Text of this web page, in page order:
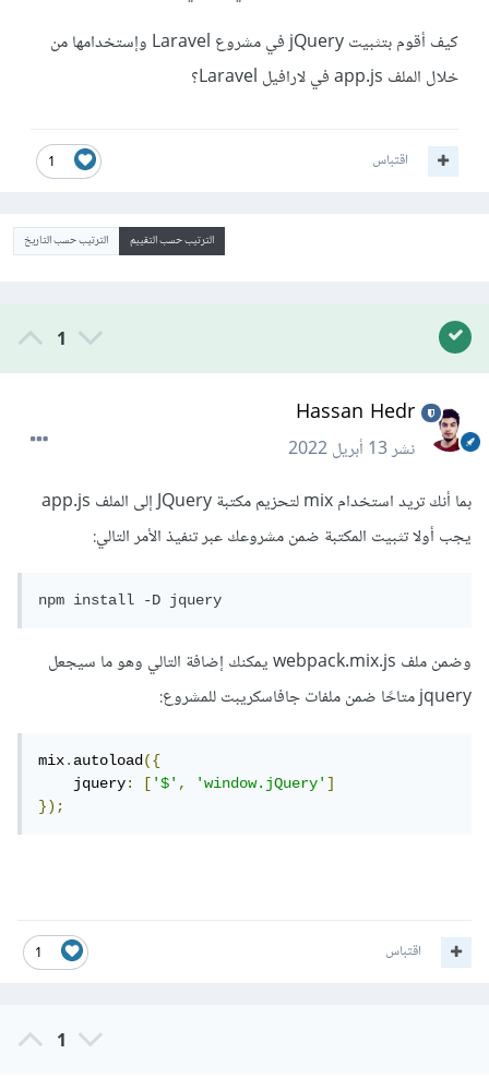
كيف أقوم بتثبيت jQuery في مشروع Laravel وإستخدامها من
خلال الملف app.js في لارافيل Laravel؟
1 اقتباس
الترتيب حسب التقييم الترتيب حسب التاريخ
1
Hassan Hedr
نشر13 أبريل 2022
بما أنك تريد استخدام mix لتحزيم مكتبة JQuery إلى الملف app.js
يجب أولا تثبيت المكتبة ضمن مشروعك عبر تنفيذ الأمر التالي:
npm install -D jquery
وضمن ملف webpack.mix.js يمكنك إضافة التالي وهو ما سيجعل
jquery متاحًا ضمن ملفات جافاسكريبت للمشروع:
mix.autoload({
    jquery
: ['$', 'window.jQuery']
});
1 اقتباس
1